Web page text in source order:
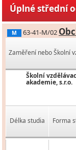
Úplné střední
M 63-41-M/02
Zaměření nebo Školní
Školní
akademie, s.r.o.
Délka studia Forma